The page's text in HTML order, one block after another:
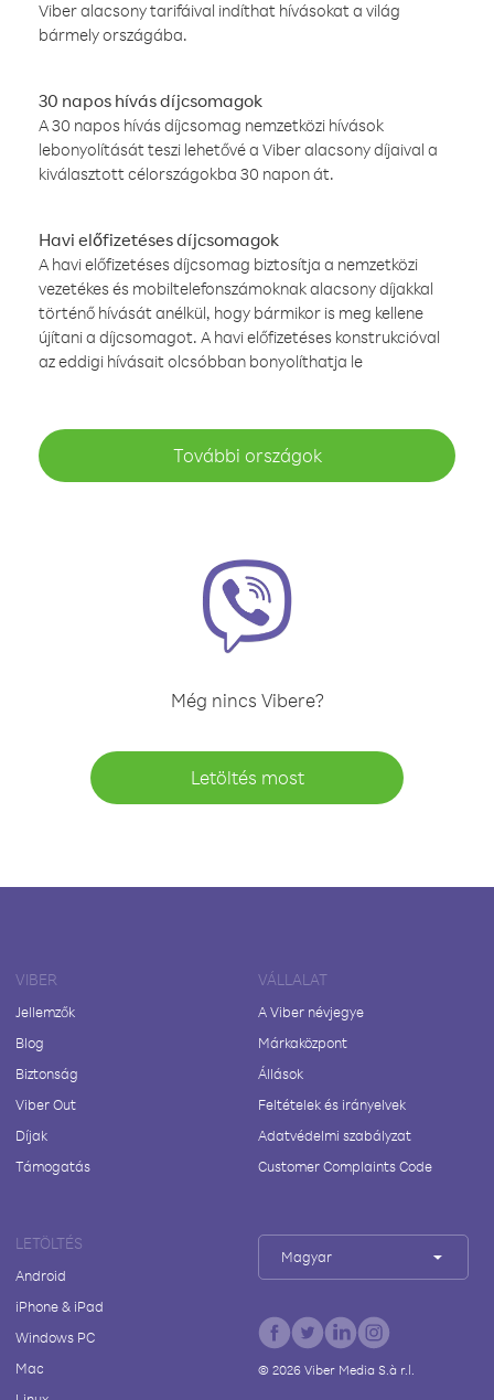
Viber alacsony tarifáival indíthat hívásokat a világ
bármely országába.
30 napos hívás díjcsomagok
A 30 napos hívás díjcsomag nemzetközi hívások
lebonyolítását teszi lehetővé a Viber alacsony díjaival a
kiválasztott célországokba 30 napon át.
Havi előfizetéses díjcsomagok
A havi előfizetéses díjcsomag biztosítja a nemzetközi
vezetékes és mobiltelefonszámoknak alacsony díjakkal
történő hívását anélkül, hogy bármikor is meg kellene
újítani a díjcsomagot. A havi előfizetéses konstrukcióval
az eddigi hívásait olcsóbban bonyolíthatja le
További országok
Még nincs Vibere?
Letöltés most
VIBER
Jellemzők
Blog
Biztonság
Viber Out
Díjak
Támogatás
VÁLLALAT
A Viber névjegye
Márkaközpont
Állások
Feltételek és irányelvek
Adatvédelmi szabályzat
Customer Complaints Code
LETÖLTÉS
Android
iPhone & iPad
Windows PC
Mac
Magyar
© 2026Viber Media S.à r.l.